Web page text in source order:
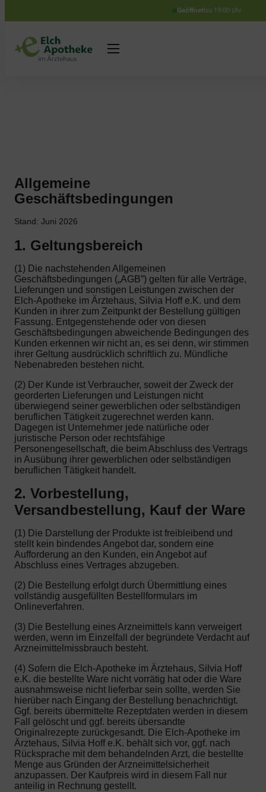
Geöffnetbis 19:00 Uhr
Allgemeine
Geschäftsbedingungen
Stand: Juni 2026
1. Geltungsbereich
(1) Die nachstehenden Allgemeinen
Geschäftsbedingungen („AGB”) gelten für alle Verträge,
Lieferungen und sonstigen Leistungen zwischen der
Elch-Apotheke im Ärztehaus, Silvia Hoff e.K. und dem
Kunden in ihrer zum Zeitpunkt der Bestellung gültigen
Fassung. Entgegenstehende oder von diesen
Geschäftsbedingungen abweichende Bedingungen des
Kunden erkennen wir nicht an, es sei denn, wir stimmen
ihrer Geltung ausdrücklich schriftlich zu. Mündliche
Nebenabreden bestehen nicht.
(2) Der Kunde ist Verbraucher, soweit der Zweck der
georderten Lieferungen und Leistungen nicht
überwiegend seiner gewerblichen oder selbständigen
beruflichen Tätigkeit zugerechnet werden kann.
Dagegen ist Unternehmer jede natürliche oder
juristische Person oder rechtsfähige
Personengesellschaft, die beim Abschluss des Vertrags
in Ausübung ihrer gewerblichen oder selbständigen
beruflichen Tätigkeit handelt.
2. Vorbestellung,
Versandbestellung, Kauf der Ware
(1) Die Darstellung der Produkte ist freibleibend und
stellt kein bindendes Angebot dar, sondern eine
Aufforderung an den Kunden, ein Angebot auf
Abschluss eines Vertrages abzugeben.
(2) Die Bestellung erfolgt durch Übermittlung eines
vollständig ausgefüllten Bestellformulars im
Onlineverfahren.
(3) Die Bestellung eines Arzneimittels kann verweigert
werden, wenn im Einzelfall der begründete Verdacht auf
Arzneimittelmissbrauch besteht.
(4) Sofern die Elch-Apotheke im Ärztehaus, Silvia Hoff
e.K. die bestellte Ware nicht vorrätig hat oder die Ware
ausnahmsweise nicht lieferbar sein sollte, werden Sie
hierüber nach Eingang der Bestellung benachrichtigt.
Ggf. bereits übermittelte Rezeptdaten werden in diesem
Fall gelöscht und ggf. bereits übersandte
Originalrezepte zurückgesandt. Die Elch-Apotheke im
Ärztehaus, Silvia Hoff e.K. behält sich vor, ggf. nach
Rücksprache mit dem behandelnden Arzt, die bestellte
Menge aus Gründen der Arzneimittelsicherheit
anzupassen. Der Kaufpreis wird in diesem Fall nur
anteilig in Rechnung gestellt.